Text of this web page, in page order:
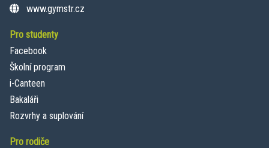
www.gymstr.cz
Pro studenty
Facebook
Školní program
i-Canteen
Bakaláři
Rozvrhy a suplování
Pro rodiče